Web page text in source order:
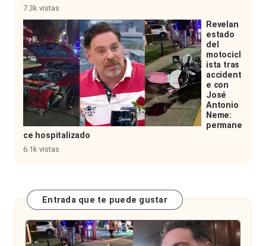
7.3k vistas
Revelan
estado
del
motocicl
ista tras
accident
e con
José
Antonio
Neme:
permane
ce hospitalizado
6.1k vistas
Entrada que te puede gustar